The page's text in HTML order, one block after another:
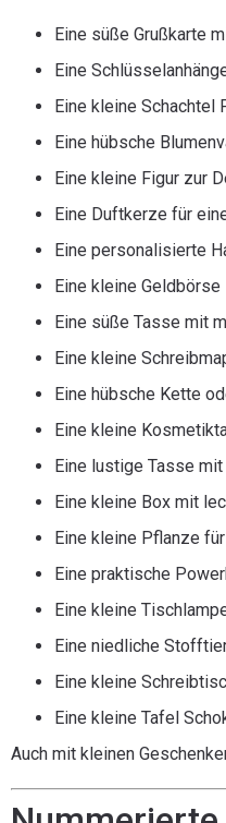
Eine süße Grußkarte
Eine
Eine kleine Schachtel
Eine hübsche
Eine kleine Figur zur
Eine Duftkerze für
Eine personalisierte
Eine kleine Geldbörse
Eine süße Tasse mit
Eine kleine
Eine hübsche Kette
Eine kleine
Eine lustige Tasse
Eine kleine Box mit
Eine kleine Pflanze
Eine praktische
Eine kleine
Eine niedliche
Eine kleine
Eine kleine Tafel
Auch mit kleinen